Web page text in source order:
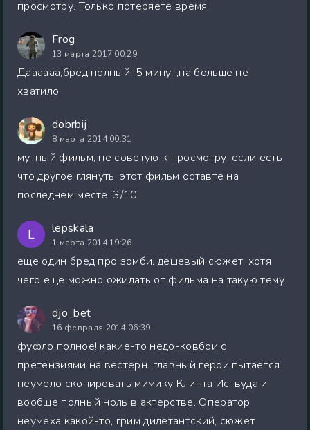
просмотру. Только потеряете время
Frog
13 марта 2017 00:29
Даааааа,бред полный. 5 минут,на больше не
хватило
dobrbij
8 марта 2014 00:31
мутный фильм, не советую к просмотру, если есть
что другое глянуть, этот фильм оставте на
последнем месте. 3/10
L lepskala
1 марта 2014 19:26
еще один бред про зомби. дешевый сюжет. хотя
чего еще можно ожидать от фильма на такую тему.
djo_bet
16 февраля 2014 06:39
фуфло полное! какие-то недо-ковбои с
претензиями на вестерн. главный герои пытается
неумело скопировать мимику Клинта Иствуда и
вообще полный ноль в актерстве. Оператор
неумеха какой-то, грим дилетантский, сюжет